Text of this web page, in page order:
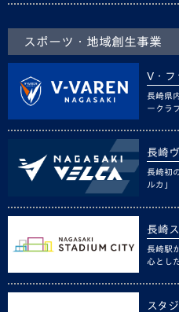
スポーツ・地域創生事業
V・フ
長崎県
ークラ
長崎
長崎初
ルカ」
長崎
長崎駅
心とし
スタ